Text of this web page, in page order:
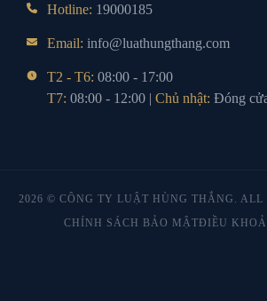
Hotline: 19000185
Email: info@luathungthang.com
T2 - T6: 08:00 - 17:00
T7: 08:00 - 12:00 |Chủ nhật:Đóng
CHÍNH SÁCH BẢO MẬTĐIỀU
2026 © CÔNG TY LUẬT HÙNG THẮNG. ALL